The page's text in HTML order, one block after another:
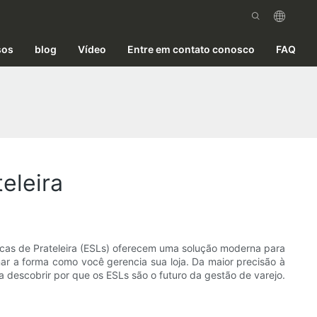
blog Vídeo Entre em contato conosco FAQ
de Prateleira (ESLs) oferecem uma solução moderna para
a forma como você gerencia sua loja. Da maior precisão à
por que os ESLs são o futuro da gestão de varejo.